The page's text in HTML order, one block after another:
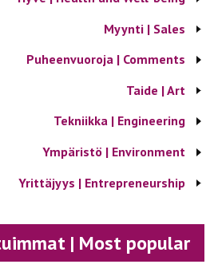
Myynti | Sales
Puheenvuoroja | Comments
Taide | Art
Tekniikka | Engineering
Ympäristö | Environment
Yrittäjyys | Entrepreneurship
| Most popular